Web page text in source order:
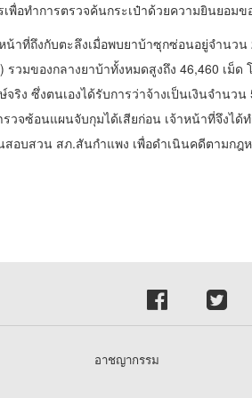
อทำการตรวจค้นกระเป๋าด้วยความยินยอมข
น้าที่ถึงกับตะลึงเมื่อพบยาบ้าซุกซ่อนอยู่จำนว
รวมของกลางยาบ้าทั้งหมดสูงถึง 46,460 เม็
ง ซึ่งตนเองได้รับการว่าจ้างเป็นเงินจำนว
จซ้อนแผนจับกุมได้เสียก่อน เจ้าหน้าที่จึงได้
อบสวน สภ.สันกำแพง เพื่อดำเนินคดีตามกฎ
อาชญากรรม